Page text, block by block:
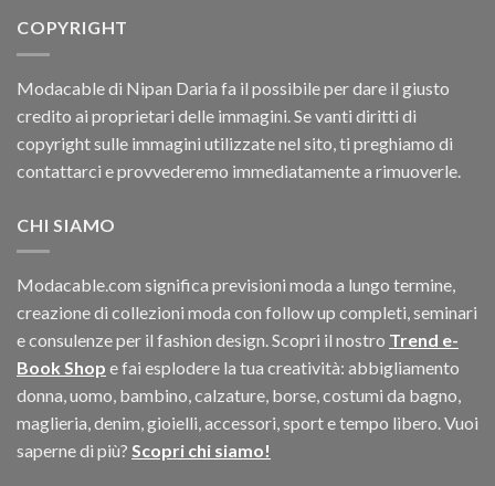
COPYRIGHT
Modacable di Nipan Daria fa il possibile per dare il giusto
credito ai proprietari delle immagini. Se vanti diritti di
copyright sulle immagini utilizzate nel sito, ti preghiamo di
contattarci e provvederemo immediatamente a rimuoverle.
CHI SIAMO
Modacable.com significa previsioni moda a lungo termine,
creazione di collezioni moda con follow up completi, seminari
e consulenze per il fashion design. Scopri il nostro Trend e-
Book Shop e fai esplodere la tua creatività: abbigliamento
donna, uomo, bambino, calzature, borse, costumi da bagno,
maglieria, denim, gioielli, accessori, sport e tempo libero. Vuoi
saperne di più? Scopri chi siamo!